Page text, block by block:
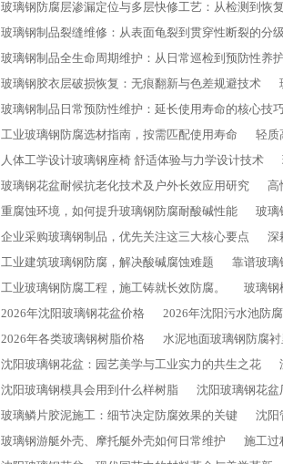
玻璃钢防腐层渗漏定位与多层快修工艺：从检测到恢
玻璃钢制品裂缝维修：从表面龟裂到贯穿性断裂的分
玻璃钢制品全生命周期维护：从日常巡检到预防性养
玻璃钢胶衣层破损恢复：无痕翻新与色差规避技术
玻璃钢制品日常预防性维护：延长使用寿命的核心技
工业玻璃钢防腐选材指南，按需匹配使用寿命
轻质
人体工学设计玻璃钢座椅 舒适体验与力学设计技术
玻璃钢花盆耐候抗老化技术及户外长效应用研究
高
重腐蚀环境，如何提升玻璃钢防腐耐酸碱性能
玻璃
企业采购玻璃钢制品，优先关注这三大核心要点
深
工业建筑玻璃钢防腐，解决酸碱腐蚀难题
靠谱玻璃
工业玻璃钢防腐工程，施工铸就长效防腐。
玻璃钢
2026年沈阳玻璃钢花盆价格
2026年沈阳污水池防
2026年各类玻璃钢树脂价格
水泥地面玻璃钢防腐
沈阳玻璃钢花盆：园艺美学与工业实力的共生之花
沈阳玻璃钢模具会用到什么样树脂
沈阳玻璃钢花盆
玻璃鳞片胶泥施工：细节决定防腐效果的关键
沈阳
玻璃钢游艇外壳、摩托艇外壳如何日常维护
施工过